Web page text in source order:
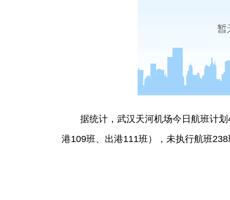
据统计，武汉天河机场今日航班计
港109班、出港111班），未执行航班